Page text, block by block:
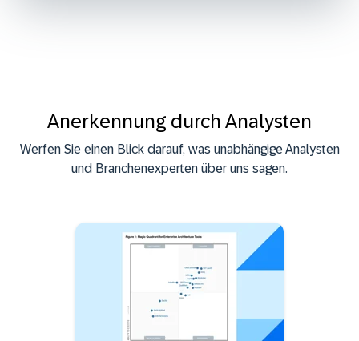
Anerkennung durch Analysten
Werfen Sie einen Blick darauf, was unabhängige Analysten
und Branchenexperten über uns sagen.